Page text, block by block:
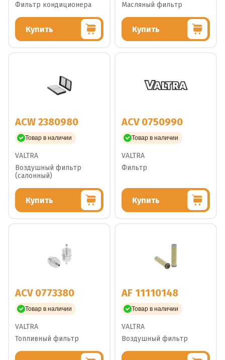
Фильтр кондиционера
Купить
Масляный фильтр
Купить
ACW 2380980
Товар в наличии
VALTRA
Воздушный фильтр
(салонный)
Купить
ACV 0750990
Товар в наличии
VALTRA
Фильтр
Купить
ACV 0773380
Товар в наличии
VALTRA
Топливный фильтр
AF 11110148
Товар в наличии
VALTRA
Воздушный фильтр